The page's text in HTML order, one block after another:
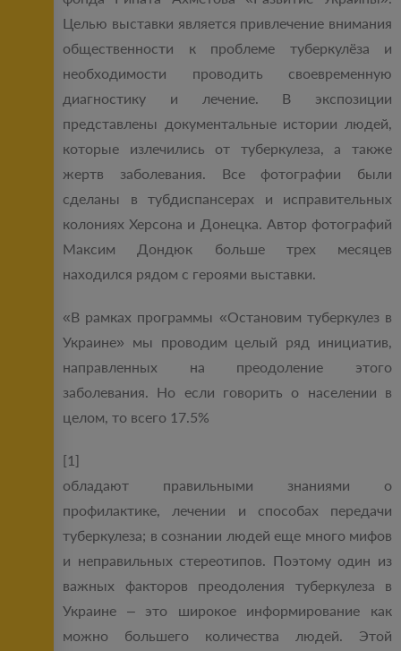
Целью выставки является привлечение внимания
общественности к проблеме туберкулёза и
необходимости проводить своевременную
диагностику и лечение. В экспозиции
представлены документальные истории людей,
которые излечились от туберкулеза, а также
жертв заболевания. Все фотографии были
сделаны в тубдиспансерах и исправительных
колониях Херсона и Донецка. Автор фотографий
Максим Дондюк больше трех месяцев
находился рядом с героями выставки.
«В рамках программы «Остановим туберкулез в
Украине» мы проводим целый ряд инициатив,
направленных на преодоление этого
заболевания. Но если говорить о населении в
целом, то всего 17.5%
[1]
обладают правильными знаниями о
профилактике, лечении и способах передачи
туберкулеза; в сознании людей еще много мифов
и неправильных стереотипов. Поэтому один из
важных факторов преодоления туберкулеза в
Украине – это широкое информирование как
можно большего количества людей. Этой